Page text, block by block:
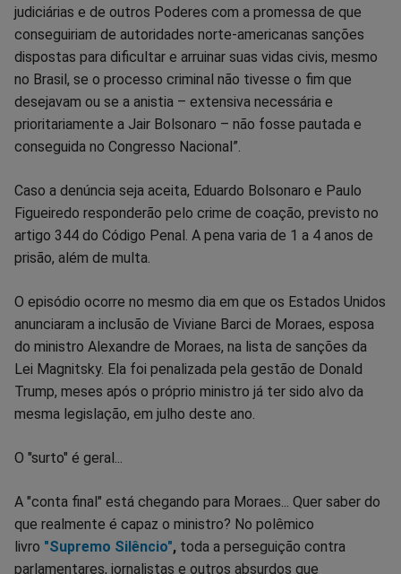
judiciárias e de outros Poderes com a promessa de que
conseguiriam de autoridades norte-americanas sanções
dispostas para dificultar e arruinar suas vidas civis, mesmo
no Brasil, se o processo criminal não tivesse o fim que
desejavam ou se a anistia – extensiva necessária e
prioritariamente a Jair Bolsonaro – não fosse pautada e
conseguida no Congresso Nacional”.
Caso a denúncia seja aceita, Eduardo Bolsonaro e Paulo
Figueiredo responderão pelo crime de coação, previsto no
artigo 344 do Código Penal. A pena varia de 1 a 4 anos de
prisão, além de multa.
O episódio ocorre no mesmo dia em que os Estados Unidos
anunciaram a inclusão de Viviane Barci de Moraes, esposa
do ministro Alexandre de Moraes, na lista de sanções da
Lei Magnitsky. Ela foi penalizada pela gestão de Donald
Trump, meses após o próprio ministro já ter sido alvo da
mesma legislação, em julho deste ano.
O "surto" é geral...
A "conta final" está chegando para Moraes... Quer saber do
que realmente é capaz o ministro? No polêmico
livro "Supremo Silêncio", toda a perseguição contra
parlamentares, jornalistas e outros absurdos que